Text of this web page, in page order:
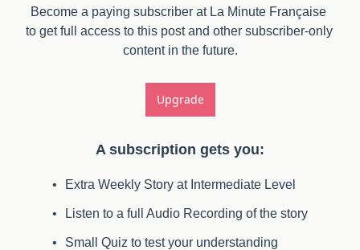
Become a paying subscriber at La Minute Française
to get full access to this post and other subscriber-only
content in the future.
Upgrade
A subscription gets you:
Extra Weekly Story at Intermediate Level
Listen to a full Audio Recording of the story
Small Quiz to test your understanding